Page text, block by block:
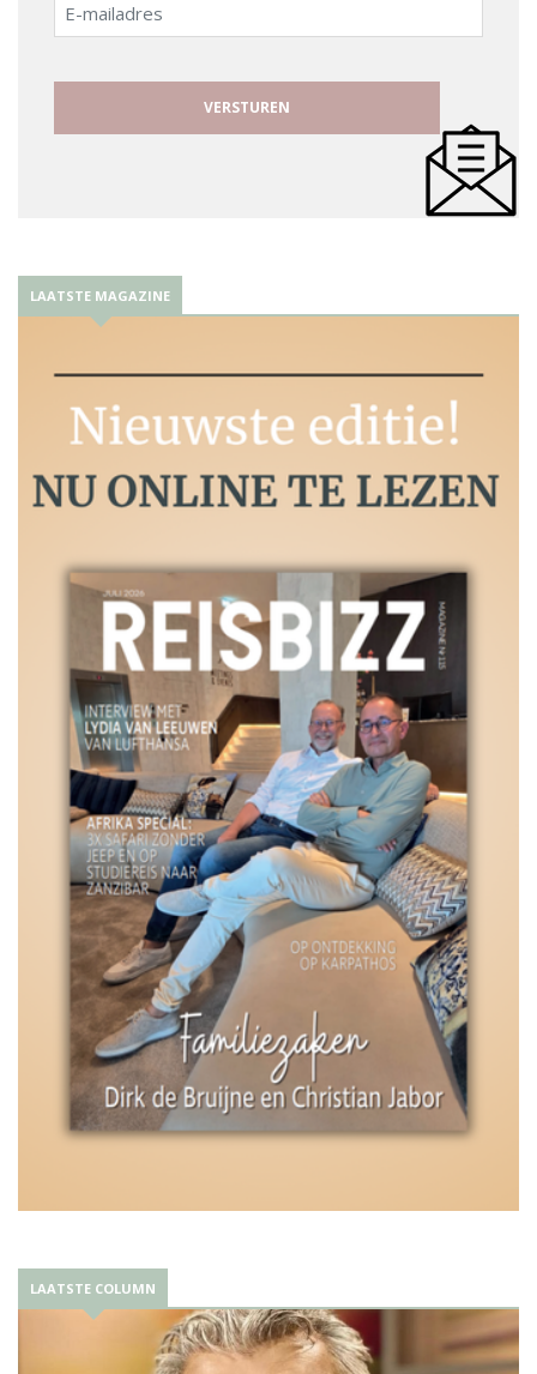
mailadres
LAATSTE MAGAZINE
LAATSTE COLUMN